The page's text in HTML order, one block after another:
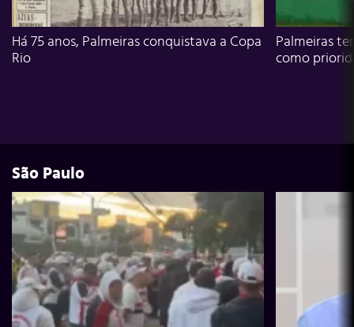
Há 75 anos, Palmeiras conquistava a Copa
Rio
Palmeiras
como
São Paulo